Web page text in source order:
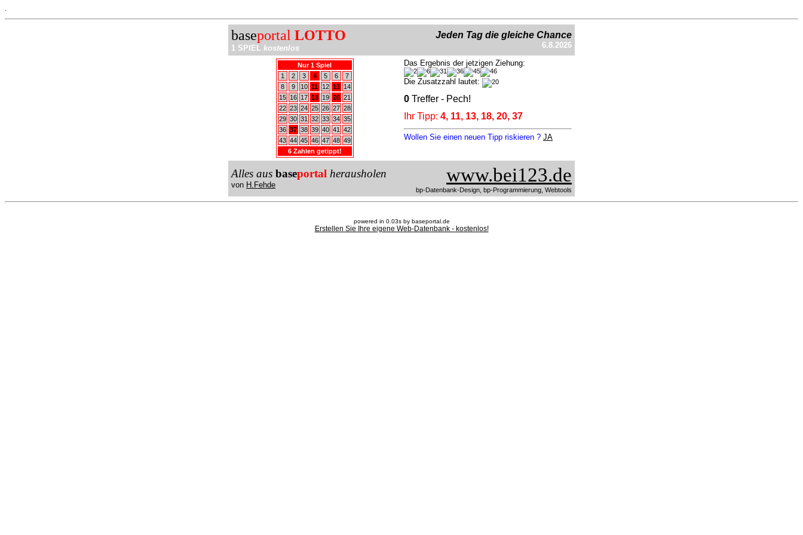
baseportal LOTTO
1 SPIEL kostenlos
Jeden Tag die gleiche Chance
6.8.2026
Nur 1 Spiel
1
2 3 4 5 6
7
8
9 10 11 12 13
14
15
16 17 18 19 20 21
22 23 24 25 26 27 28
29 30 31 32 33 34 35
36 37 38 39 40 41
42
43 44 45 46 47 48 49
6 Zahlen getippt!
Das Ergebnis der jetzigen Ziehung:
Die Zusatzzahl lautet:
0 Treffer - Pech!
Ihr Tipp: 4, 11, 13, 18, 20, 37
Wollen Sie einen neuen Tipp riskieren ? JA
Alles aus baseportal herausholen
von H.Fehde www.bei123.de
bp-Datenbank-Design, bp-Programmierung, Webtools
powered in 0.03s by baseportal.de
Erstellen Sie Ihre eigene Web-Datenbank - kostenlos!